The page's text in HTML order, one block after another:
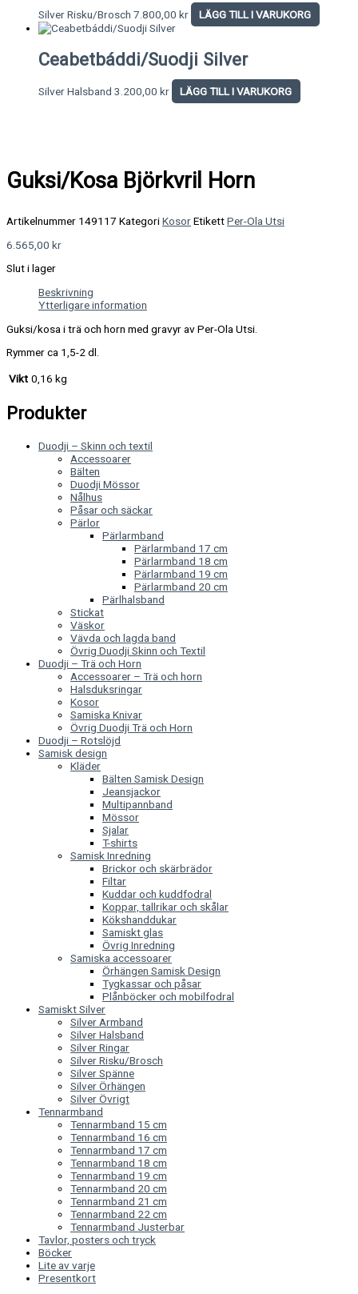
Silver Risku/Brosch 7.800,00 kr LÄGG TILL I VARUKORG
Ceabetbáddi/Suodji Silver
Silver Halsband 3.200,00 kr LÄGG TILL I VARUKORG
Guksi/Kosa Björkvril Horn
Artikelnummer 149117 KategoriKosorEtikettPer-Ola Utsi
6.565,00 kr
Slut i lager
Beskrivning
Ytterligare information
Guksi/kosa i trä och horn med gravyr av Per-Ola Utsi.
Rymmer ca 1,5-2 dl.
Vikt 0,16 kg
Produkter
Duodji – Skinn och textil
Accessoarer
Bälten
Duodji Mössor
Nålhus
Påsar och säckar
Pärlor
Pärlarmband
Pärlarmband 17 cm
Pärlarmband 18 cm
Pärlarmband 19 cm
Pärlarmband 20 cm
Pärlhalsband
Stickat
Väskor
Vävda och lagda band
Övrig Duodji Skinn och Textil
Duodji – Trä och Horn
Accessoarer – Trä och horn
Halsduksringar
Kosor
Samiska Knivar
Övrig Duodji Trä och Horn
Duodji – Rotslöjd
Samisk design
Kläder
Bälten Samisk Design
Jeansjackor
Multipannband
Mössor
Sjalar
T-shirts
Samisk Inredning
Brickor och skärbrädor
Filtar
Kuddar och kuddfodral
Koppar, tallrikar och skålar
Kökshanddukar
Samiskt glas
Övrig Inredning
Samiska accessoarer
Örhängen Samisk Design
Tygkassar och påsar
Plånböcker och mobilfodral
Samiskt Silver
Silver Armband
Silver Halsband
Silver Ringar
Silver Risku/Brosch
Silver Spänne
Silver Örhängen
Silver Övrigt
Tennarmband
Tennarmband 15 cm
Tennarmband 16 cm
Tennarmband 17 cm
Tennarmband 18 cm
Tennarmband 19 cm
Tennarmband 20 cm
Tennarmband 21 cm
Tennarmband 22 cm
Tennarmband Justerbar
Tavlor, posters och tryck
Böcker
Lite av varje
Presentkort